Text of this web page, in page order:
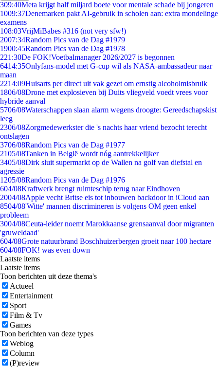
309:40Meta krijgt half miljard boete voor mentale schade bij jongeren
1009:37Denemarken pakt AI-gebruik in scholen aan: extra mondelinge
examens
108:03VrijMiBabes #316 (not very sfw!)
2007:34Random Pics van de Dag #1979
1900:45Random Pics van de Dag #1978
221:30De FOK!Voetbalmanager 2026/2027 is begonnen
6414:35Onlyfans-model met G-cup wil als NASA-ambassadeur naar
maan
2214:09Huisarts per direct uit vak gezet om ernstig alcoholmisbruik
1806/08Drone met explosieven bij Duits vliegveld voedt vrees voor
hybride aanval
5706/08Waterschappen slaan alarm wegens droogte: Gereedschapskist
leeg
2306/08Zorgmedewerkster die 's nachts haar vriend bezocht terecht
ontslagen
3706/08Random Pics van de Dag #1977
2105/08Tanken in België wordt nóg aantrekkelijker
3405/08Dirk sluit supermarkt op de Wallen na golf van diefstal en
agressie
1205/08Random Pics van de Dag #1976
604/08Kraftwerk brengt ruimteschip terug naar Eindhoven
2004/08Apple vecht Britse eis tot inbouwen backdoor in iCloud aan
8504/08'Witte' mannen discrimineren is volgens OM geen enkel
probleem
3004/08Ceuta-leider noemt Marokkaanse grensaanval door migranten
'gruweldaad'
604/08Grote natuurbrand Boschhuizerbergen groeit naar 100 hectare
604/08FOK! was even down
Laatste items
Laatste items
Toon berichten uit deze thema's
Actueel
Entertainment
Sport
Film & Tv
Games
Toon berichten van deze types
Weblog
Column
(P)review